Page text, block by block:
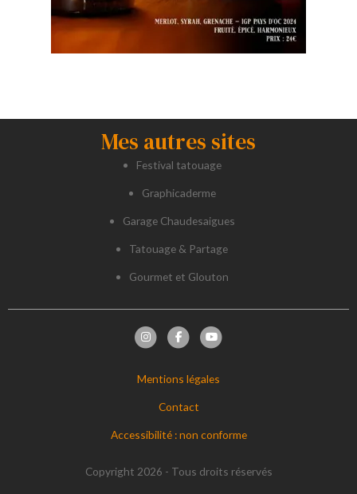
Mes autres sites
Festival tatouage
Graphicaderme
Garage Chaudesaigues
Tatouage & Partage
Gourmet et Glouton
Mentions légales
Contact
Accessibilité : non conforme
Copyright 2026 - Tous droits réservés